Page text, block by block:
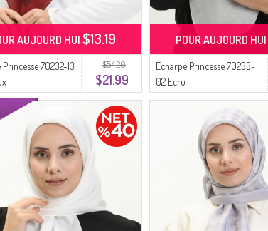
$54.20
$21.99
70232-13
AUJOURD HUI$13.19
Écharpe Princesse 70233-
02 Ecru
POUR AUJOURD HUI